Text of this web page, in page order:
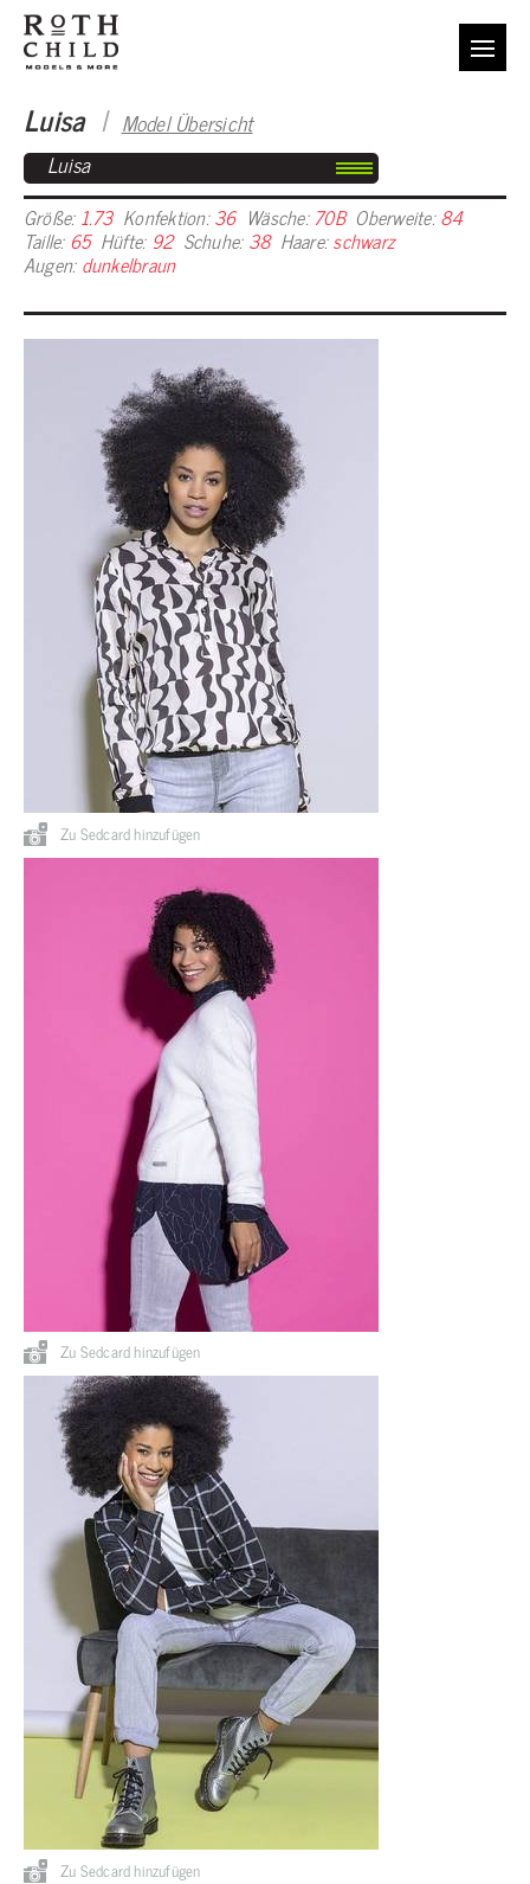
Luisa I Model Übersicht
Luisa
Größe: 1.73 Konfektion:36 Wäsche:70B Oberweite: 84
Taille: 65 Hüfte: 92 Schuhe: 38 Haare:schwarz
Augen: dunkelbraun
Zu Sedcard hinzufügen
Zu Sedcard hinzufügen
Zu Sedcard hinzufügen